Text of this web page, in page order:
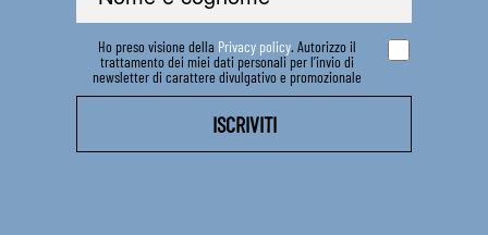
Ho preso visione della Privacy policy. Autorizzo il
trattamento dei miei dati personali per l’invio di
newsletter di carattere divulgativo e promozionale